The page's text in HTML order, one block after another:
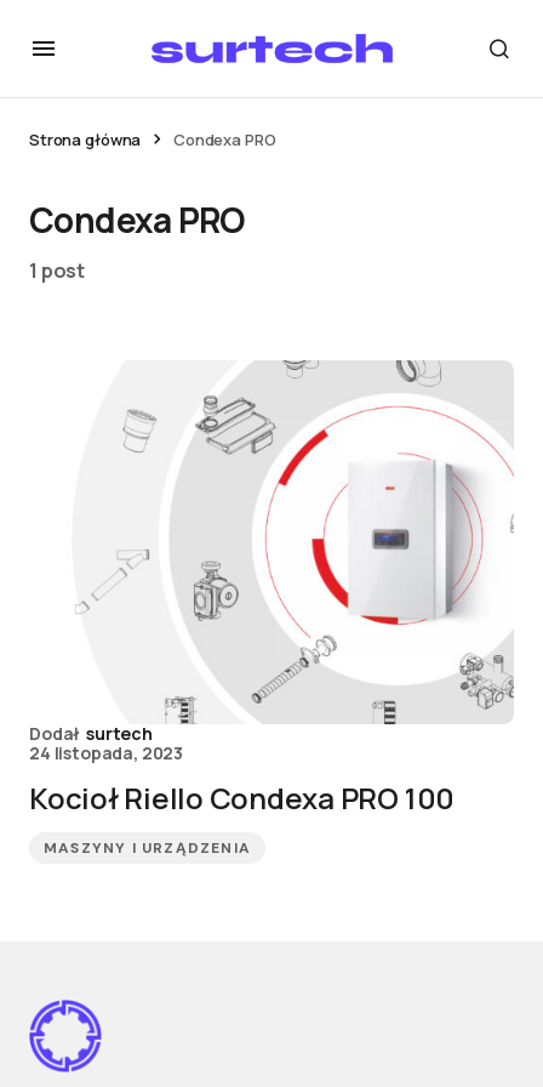
Strona główna Condexa PRO
Condexa PRO
1 post
Dodał surtech
24 listopada, 2023
Kocioł Riello Condexa PRO 100
MASZYNY I URZĄDZENIA